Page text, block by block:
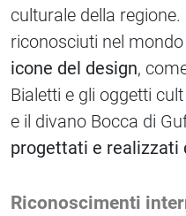
culturale della
riconosciuti nel
icone del design,
Bialetti e gli oggetti
e il divano Bocca di
progettati e realizzati
Riconoscimenti